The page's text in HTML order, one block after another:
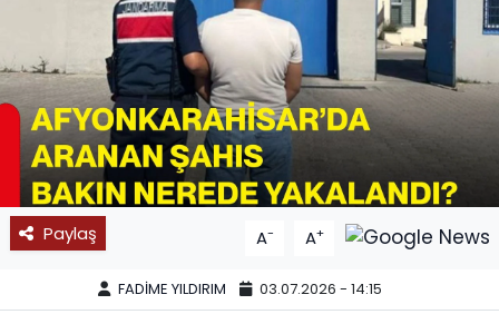
Paylaş A- A+
FADİME YILDIRIM 03.07.2026 - 14:15
SPOR
11:11 MANŞET